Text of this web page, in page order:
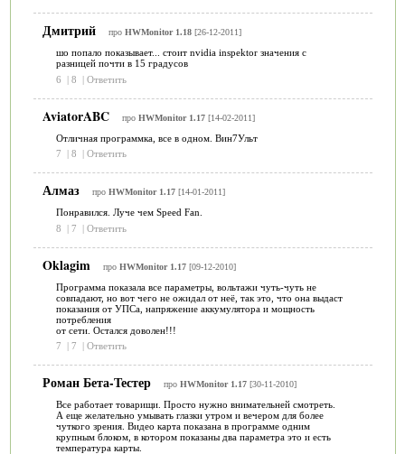
Дмитрий про HWMonitor 1.18[26-12-2011]
шо попало показывает... стоит nvidia inspektor значения с
разницей почти в 15 градусов
6
| 8 | Ответить
AviatorABC про HWMonitor 1.17[14-02-2011]
Отличная программка, все в одном. Вин7Ульт
7
| 8 | Ответить
Алмаз про HWMonitor 1.17[14-01-2011]
Понравился. Луче чем Speed Fan.
8
| 7 | Ответить
Oklagim про HWMonitor 1.17[09-12-2010]
Программа показала все параметры, вольтажи чуть-чуть не
совпадают, но вот чего не ожидал от неё, так это, что она выдаст
показания от УПСа, напряжение аккумулятора и мощность
потребления
от сети. Остался доволен!!!
7
| 7 | Ответить
Роман Бета-Тестер про HWMonitor 1.17[30-11-2010]
Все работает товарищи. Просто нужно внимательней смотреть.
А еще желательно умывать глазки утром и вечером для более
чуткого зрения. Видео карта показана в программе одним
крупным блоком, в котором показаны два параметра это и есть
температура карты.